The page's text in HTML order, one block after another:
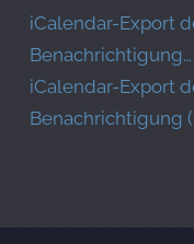
iCalendar-Export
Benachrichtigung…
iCalendar-Export
Benachrichtigung